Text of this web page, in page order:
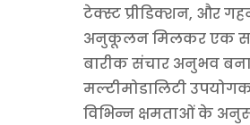
टेक्स्ट प्रीडिक्शन, और
अनुकूलन मिलकर एक
बारीक संचार अनुभव
मल्टीमोडालिटी
विभिन्न क्षमताओं के